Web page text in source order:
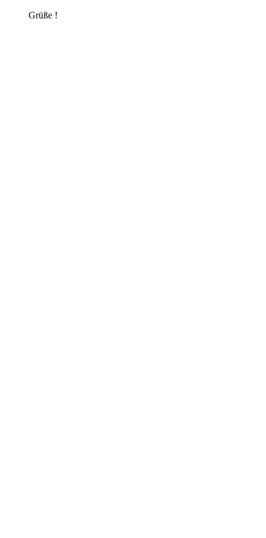
Grüße !